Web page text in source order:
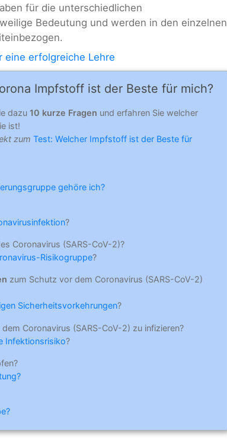
für die unterschiedlichen
Bedeutung und werden in den einzelnen
eine erfolgreiche Lehre
Impfstoff ist der Beste für mich?
dazu 10 kurze Fragen und erfahren Sie welcher
ist!
zum Test: Welcher Impfstoff ist der Beste für
gehöre ich?
?
Coronavirus (SARS-CoV-2)?
Risikogruppe?
zum Schutz vor dem Coronavirus (SARS-CoV-2)
Sicherheitsvorkehrungen?
Coronavirus (SARS-CoV-2) zu infizieren?
Infektionsrisiko?